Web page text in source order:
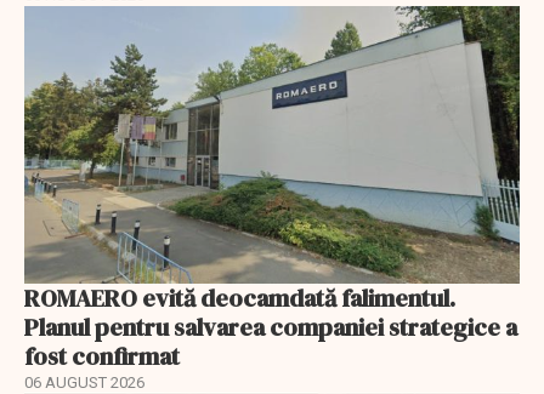
ROMAERO evită deocamdată falimentul.
Planul pentru salvarea companiei strategice a
fost confirmat
06 AUGUST 2026